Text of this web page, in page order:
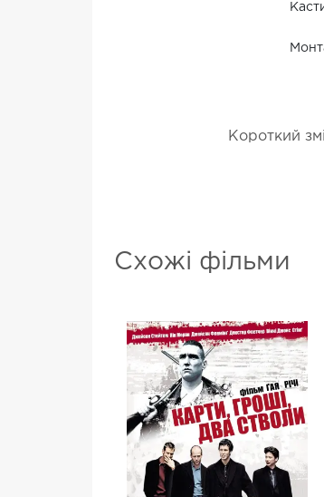
Короткий
Схожі фільми